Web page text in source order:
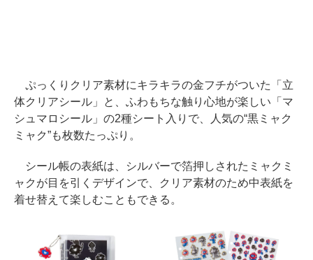
ぷっくりクリア素材にキラキラの金フチがついた「立
体クリアシール」と、ふわもちな触り心地が楽しい「マ
シュマロシール」の2種シート入りで、人気の“黒ミャク
ミャク”も枚数たっぷり。
シール帳の表紙は、シルバーで箔押しされたミャクミ
ャクが目を引くデザインで、クリア素材のため中表紙を
着せ替えて楽しむこともできる。